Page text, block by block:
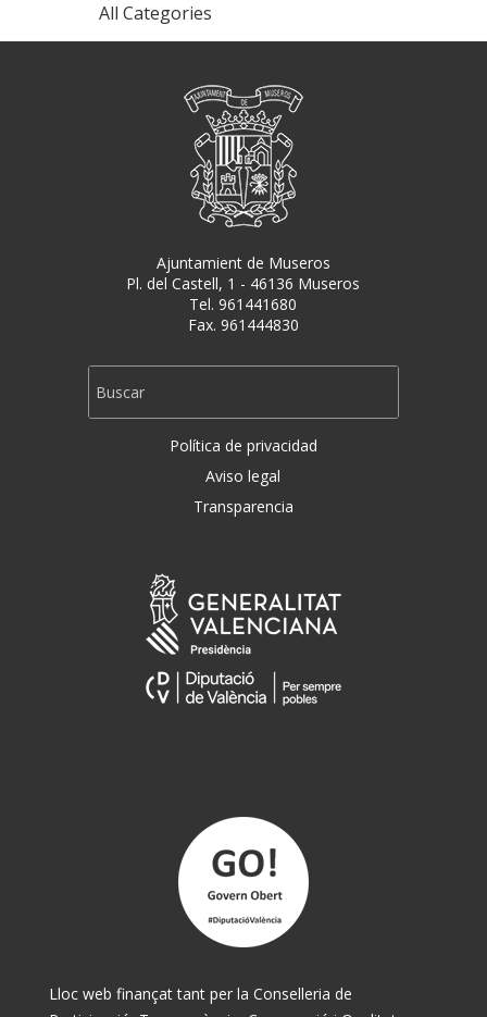
All Categories
Ajuntamient de Museros
Pl. del Castell, 1 - 46136 Museros
Tel. 961441680
Fax. 961444830
Política de privacidad
Aviso legal
Transparencia
Lloc web finançat tant per la Conselleria de